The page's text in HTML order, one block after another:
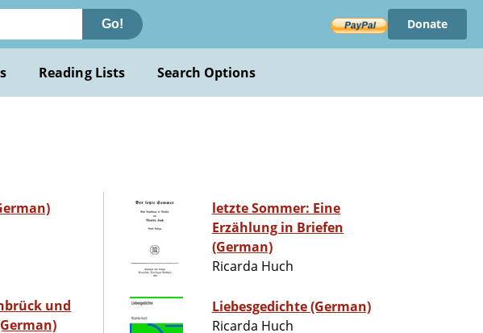
Go! Donate
Reading Lists Search Options
und
letzte Sommer: Eine
Erzählung in Briefen
(German)
Ricarda Huch
Liebesgedichte (German)
Ricarda Huch